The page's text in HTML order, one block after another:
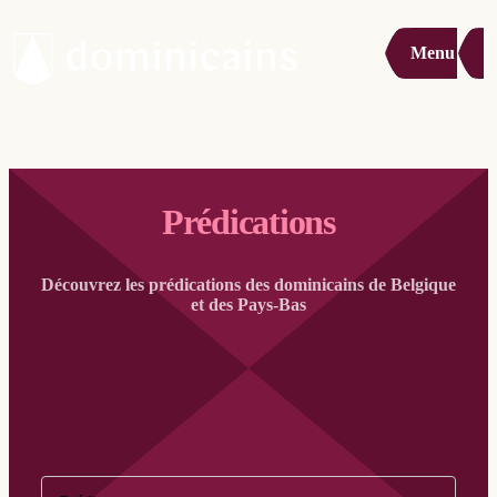
Menu
Prédications
Découvrez les prédications des dominicains de Belgique
et des Pays-Bas